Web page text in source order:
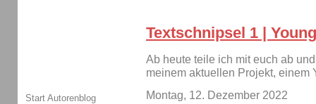
Textschnipsel 1 |
Ab heute teile ich mit euch ab
meinem aktuellen Projekt, einem
Montag, 12. Dezember 2022
Start Autorenblog